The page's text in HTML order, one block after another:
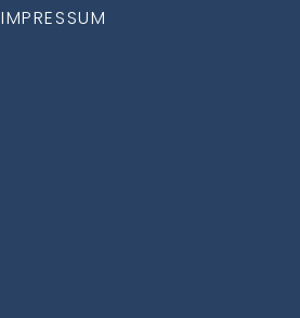
IMPRESSUM